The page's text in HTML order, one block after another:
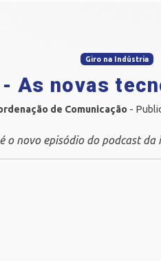
Giro na Indústria
As novas
de Comunicação -
o novo episódio do podcast